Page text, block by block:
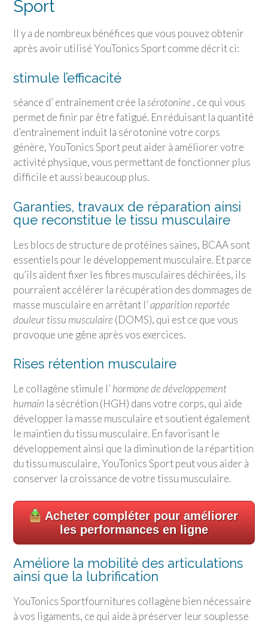
Sport
Il y a de nombreux bénéfices que vous pouvez obtenir
après avoir utilisé YouTonics Sportcomme décrit ci:
stimule l’efficacité
séance d’ entraînement crée lasérotonine , ce qui vous
permet de finir par être fatigué. En réduisant la quantité
d’entraînement induit la sérotonine votre corps
génère, YouTonics Sportpeut aider à améliorer votre
activité physique, vous permettant de fonctionner plus
difficile et aussi beaucoup plus.
Garanties, travaux de réparation ainsi
que reconstitue le tissu musculaire
Les blocs de structure de protéines saines, BCAA sont
essentiels pour le développement musculaire. Et parce
qu’ils aident fixer les fibres musculaires déchirées, ils
pourraient accélérer la récupération des dommages de
masse musculaire en arrêtant l’apparition reportée
douleur tissu musculaire (DOMS), qui est ce que vous
provoque une gêne après vos exercices.
Rises rétention musculaire
Le collagène stimule l’ hormone de développement
humain la sécrétion (HGH) dans votre corps, qui aide
développer la masse musculaire et soutient également
le maintien du tissu musculaire. En favorisant le
développement ainsi que la diminution de la répartition
du tissu musculaire, YouTonics Sportpeut vous aider à
conserver la croissance de votre tissu musculaire.
Acheter compléter pour améliorer
les performances en ligne
Améliore la mobilité des articulations
ainsi que la lubrification
YouTonics Sportfournitures collagène bien nécessaire
à vos ligaments, ce qui aide à préserver leur souplesse